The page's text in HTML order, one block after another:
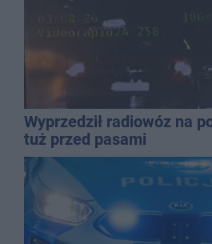
Wyprzedził radiowóz na
tuż przed pasami